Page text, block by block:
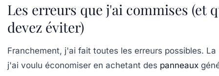
Les erreurs que j'ai commises (et
devez éviter)
Franchement, j'ai fait toutes les erreurs possibles. La
j'ai voulu économiser en achetant des panneaux